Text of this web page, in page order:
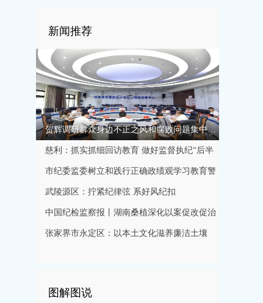
新闻推荐
贺辉调研群众身边不正之风和腐败问题集中整治工作
慈利：抓实抓细回访教育 做好监督执纪“后半
篇文章”
市纪委监委树立和践行正确政绩观学习教育警
示教育会召开
武陵源区：拧紧纪律弦 系好风纪扣
中国纪检监察报丨湖南桑植深化以案促改促治
规范特色产业发展秩序
张家界市永定区：以本土文化滋养廉洁土壤
图解图说